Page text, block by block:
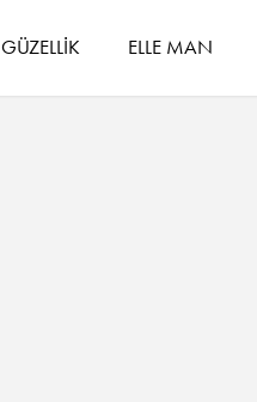
GÜZELLİK ELLE MAN